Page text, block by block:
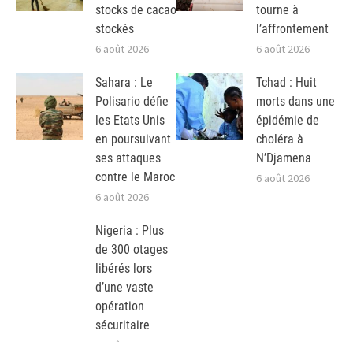
stocks de cacao
stockés
6 août 2026
tourne à
l’affrontement
6 août 2026
Sahara : Le
Polisario défie
les Etats Unis
en poursuivant
ses attaques
contre le Maroc
6 août 2026
Tchad : Huit
morts dans une
épidémie de
choléra à
N’Djamena
6 août 2026
Nigeria : Plus
de 300 otages
libérés lors
d’une vaste
opération
sécuritaire